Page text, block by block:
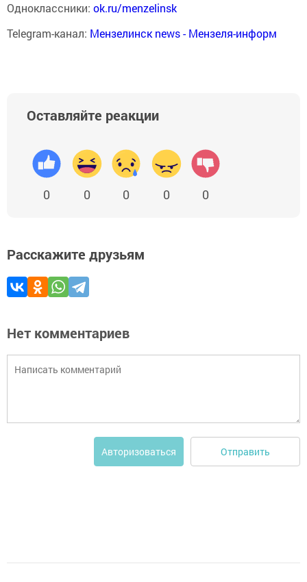
Одноклассники: ok.ru/menzelinsk
Telegram-канал: Мензелинск news - Мензеля-информ
Оставляйте реакции
0 0 0 0 0
Расскажите друзьям
Нет комментариев
Авторизоваться Отправить